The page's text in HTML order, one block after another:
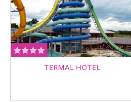
TERMAL HOTEL